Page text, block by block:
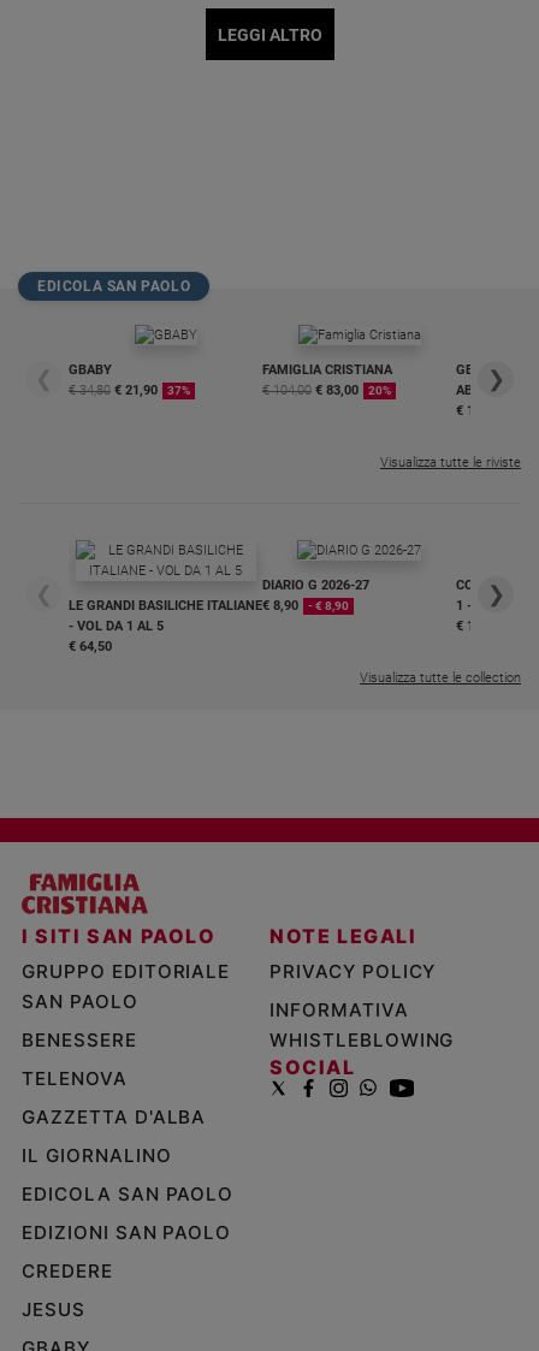
LEGGI ALTRO
EDICOLA SAN PAOLO
❮
GBABY
€ 34,80 € 21,90 37%
FAMIGLIA CRISTIANA
€ 104,00 € 83,00 20%
GBABY
€ 16,99
❯
Visualizza tutte le riviste
❮
LE GRANDI BASILICHE ITALIANE
- VOL DA 1 AL 5
€ 64,50
DIARIO G 2026-27
€ 8,90
- € 8,90
COLLANA
1 - 2
€ 18,50
❯
Visualizza tutte le collection
I SITI SAN PAOLO
GRUPPO EDITORIALE
SAN PAOLO
BENESSERE
TELENOVA
GAZZETTA D'ALBA
IL GIORNALINO
EDICOLA SAN PAOLO
EDIZIONI SAN PAOLO
CREDERE
JESUS
NOTE LEGALI
PRIVACY POLICY
INFORMATIVA
WHISTLEBLOWING
SOCIAL